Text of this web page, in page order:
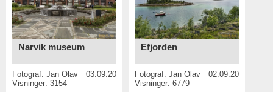
Narvik museum
Fotograf: Jan Olav
03.09.2016
Visninger: 3154
Efjorden
Fotograf:Jan Olav
02.09.2016
Visninger: 6779